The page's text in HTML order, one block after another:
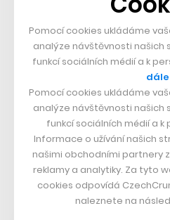
se nebudou zvětšovat.
To, co dřív zvládlo pět lidí,
My těch pět lidí pořád
pět. Ještě před rokem byl
dvěma. Dneska je to jedna
bude jedna ku deseti.
Nastartujte svou kariéru
Více na CzechCrunch Jobs
Pomocí cookies ukládáme
analýze návštěvnosti našich
funkcí sociálních médií a k
dále
Pomocí cookies ukládáme
analýze návštěvnosti našich
funkcí sociálních médií a
Informace o užívání našich
našimi obchodními partnery
reklamy a analytiky. Za tyto
cookies odpovídá
naleznete na